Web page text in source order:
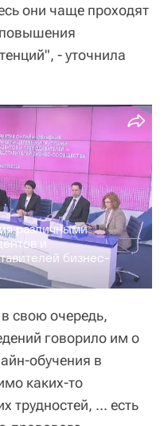
они чаще проходят
- уточнила
различными
и
бизнес-
свою очередь,
говорило им о
обучения в
каких-то
трудностей, ... есть